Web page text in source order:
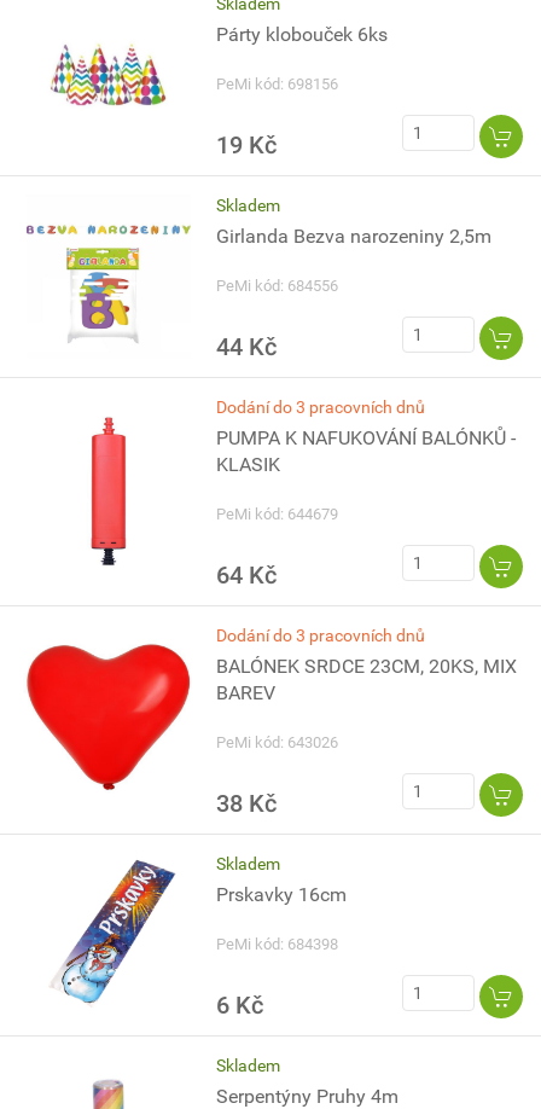
Párty klobouček 6ks
PeMi kód: 698156
19 Kč
Skladem
Girlanda Bezva narozeniny 2,5m
PeMi kód: 684556
44 Kč
Dodání do 3 pracovních dnů
PUMPA K NAFUKOVÁNÍ BALÓNKŮ -
KLASIK
PeMi kód: 644679
64 Kč
Dodání do 3 pracovních dnů
BALÓNEK SRDCE 23CM, 20KS, MIX
BAREV
PeMi kód: 643026
38 Kč
Skladem
Prskavky 16cm
PeMi kód: 684398
6 Kč
Skladem
Serpentýny Pruhy 4m